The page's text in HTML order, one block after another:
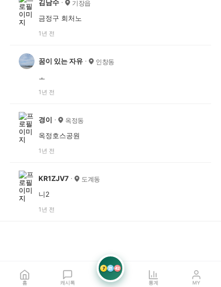
김남수 기장읍
금정구 회처노
1년 전
꿈이 있는 자유 인창동
ㅗ
1년 전
경이 옥정동
옥정호스공원
1년 전
KR1ZJV7 도계동
니2
1년 전
홈 캐시톡
7 21 42
통계 MY